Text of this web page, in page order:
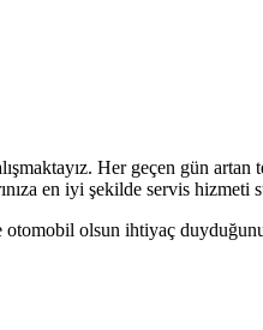
Her geçen gün artan
en iyi şekilde servis hizmeti
olsun ihtiyaç